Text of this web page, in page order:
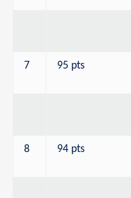
7 95 pts
8 94 pts